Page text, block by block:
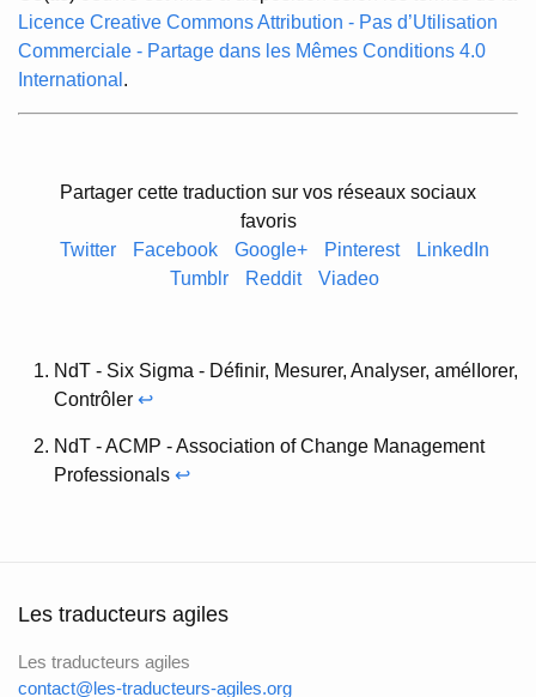
Licence Creative Commons Attribution - Pas d’Utilisation
Commerciale - Partage dans les Mêmes Conditions 4.0
International .
Partager cette traduction sur vos réseaux sociaux
favoris
Twitter
Facebook Google+ Pinterest
LinkedIn
Tumblr
Reddit Viadeo
NdT - Six Sigma - Définir, Mesurer, Analyser, amélIorer,
Contrôler ↩
NdT - ACMP - Association of Change Management
Professionals ↩
Les traducteurs agiles
Les traducteurs agiles
contact@les-traducteurs-agiles.org